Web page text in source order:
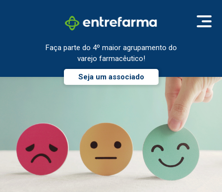
Faça parte do 4º maior agrupamento do
varejo farmacêutico!
Seja um associado